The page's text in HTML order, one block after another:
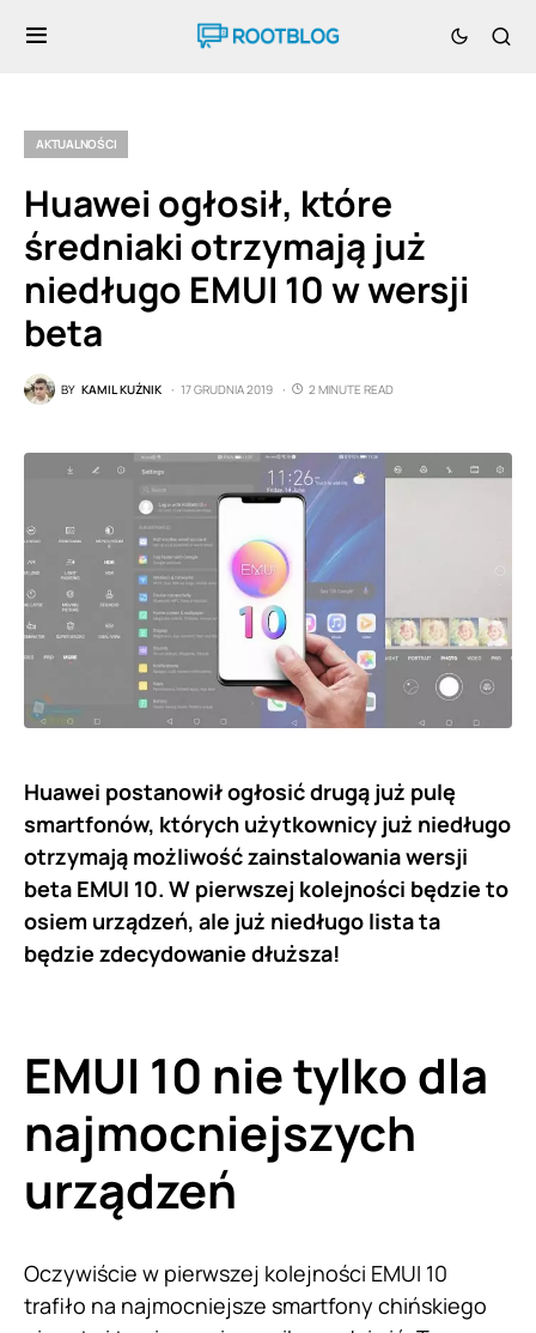
AKTUALNOŚCI
Huawei ogłosił, które
średniaki otrzymają już
niedługo EMUI 10 w wersji
beta
BY KAMIL KUŹNIK 17 GRUDNIA 2019 2 MINUTE READ
Huawei postanowił ogłosić drugą już pulę
smartfonów, których użytkownicy już niedługo
otrzymają możliwość zainstalowania wersji
beta EMUI 10. W pierwszej kolejności będzie to
osiem urządzeń, ale już niedługo lista ta
będzie zdecydowanie dłuższa!
EMUI 10 nie tylko dla
najmocniejszych
urządzeń
Oczywiście w pierwszej kolejności EMUI 10
trafiło na najmocniejsze smartfony chińskiego